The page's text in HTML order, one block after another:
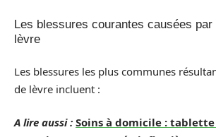
Les blessures courantes causées
lèvre
Les blessures les plus communes
de lèvre incluent :
A lire aussi : Soins à domicile :